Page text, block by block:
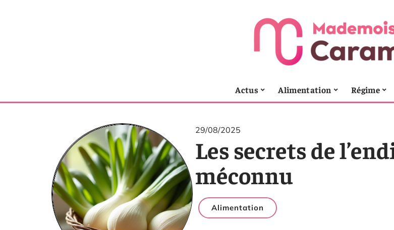
Actus Alimentation Régime
29/08/2025
Les secrets de
méconnu
Alimentation